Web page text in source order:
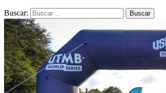
Buscar: